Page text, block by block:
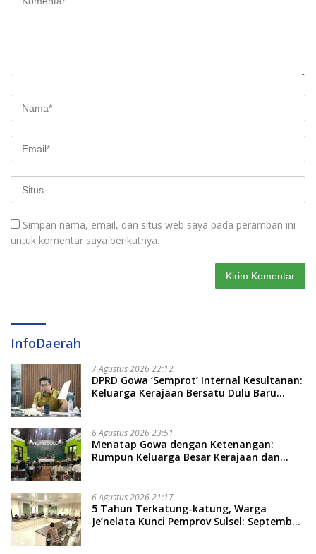
Simpan nama, email, dan situs web saya pada peramban ini
untuk komentar saya berikutnya.
InfoDaerah
7 Agustus 2026 22:12
DPRD Gowa ‘Semprot’ Internal Kesultanan:
Keluarga Kerajaan Bersatu Dulu Baru
6 Agustus 2026 23:51
Menatap Gowa dengan Ketenangan:
Rumpun Keluarga Besar Kerajaan dan
Soal Adat dan Adab
6 Agustus 2026 21:17
5 Tahun Terkatung-katung, Warga
Je’nelata Kunci Pemprov Sulsel: September